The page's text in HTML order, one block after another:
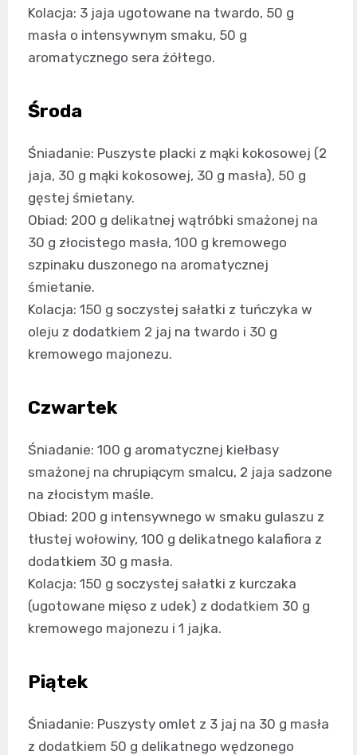
Kolacja: 3 jaja ugotowane na twardo, 50 g
masła o intensywnym smaku, 50 g
aromatycznego sera żółtego.
Środa
Śniadanie: Puszyste placki z mąki kokosowej (2
jaja, 30 g mąki kokosowej, 30 g masła), 50 g
gęstej śmietany.
Obiad: 200 g delikatnej wątróbki smażonej na
30 g złocistego masła, 100 g kremowego
szpinaku duszonego na aromatycznej
śmietanie.
Kolacja: 150 g soczystej sałatki z tuńczyka w
oleju z dodatkiem 2 jaj na twardo i 30 g
kremowego majonezu.
Czwartek
Śniadanie: 100 g aromatycznej kiełbasy
smażonej na chrupiącym smalcu, 2 jaja sadzone
na złocistym maśle.
Obiad: 200 g intensywnego w smaku gulaszu z
tłustej wołowiny, 100 g delikatnego kalafiora z
dodatkiem 30 g masła.
Kolacja: 150 g soczystej sałatki z kurczaka
(ugotowane mięso z udek) z dodatkiem 30 g
kremowego majonezu i 1 jajka.
Piątek
Śniadanie: Puszysty omlet z 3 jaj na 30 g masła
z dodatkiem 50 g delikatnego wędzonego